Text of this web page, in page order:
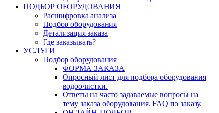
ПОДБОР ОБОРУДОВАНИЯ
Расшифровка анализа
Подбор оборудования
Детализация заказа
Где заказывать?
УСЛУГИ
Подбор оборудования
ФОРМА ЗАКАЗА
Опросный лист для подбора оборудования
водоочистки.
Ответы на часто задаваемые вопросы на
тему заказа оборудования. FAQ по заказу.